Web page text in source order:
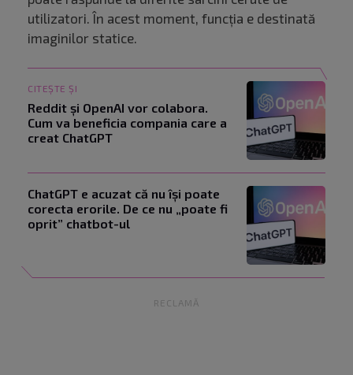
utilizatori. În acest moment, funcția e destinată
imaginilor statice.
CITEȘTE ȘI
Reddit și OpenAI vor colabora.
Cum va beneficia compania care a
creat ChatGPT
ChatGPT e acuzat că nu își poate
corecta erorile. De ce nu „poate fi
oprit” chatbot-ul
RECLAMĂ